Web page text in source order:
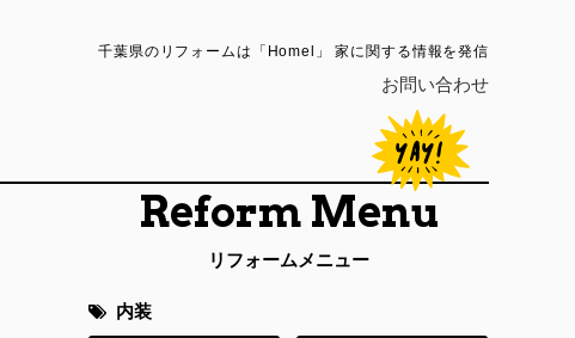
千葉県のリフォームは「Homel」 家に関する情報を発信
お問い合わせ
Reform Menu
リフォームメニュー
内装